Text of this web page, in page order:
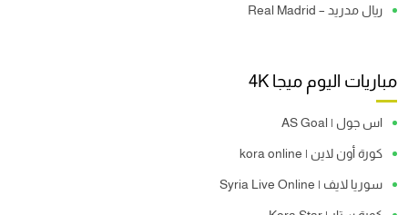
ريال مدريد – Real Madrid
مباريات اليوم ميجا 4K
اس جول | AS Goal
كورة أون لاين | kora online
سوريا لايف | Syria Live Online